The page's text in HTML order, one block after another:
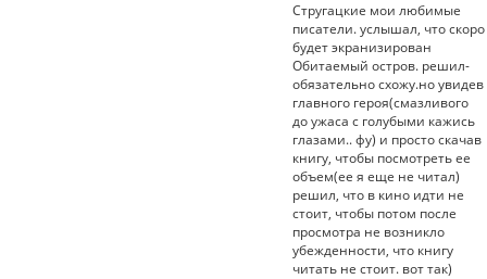
Стругацкие мои любимые
писатели. услышал, что скоро
будет экранизирован
Обитаемый остров. решил-
обязательно схожу.но увидев
главного героя(смазливого
до ужаса с голубыми кажись
глазами.. фу) и просто скачав
книгу, чтобы посмотреть ее
объем(ее я еще не читал)
решил, что в кино идти не
стоит, чтобы потом после
просмотра не возникло
убежденности, что книгу
читать не стоит. вот так)